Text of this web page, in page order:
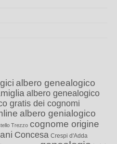
albero genealogico
albero genealogico
gratis dei cognomi
albero genialogico
Trezzo cognome origine
Concesa Crespi d'Adda